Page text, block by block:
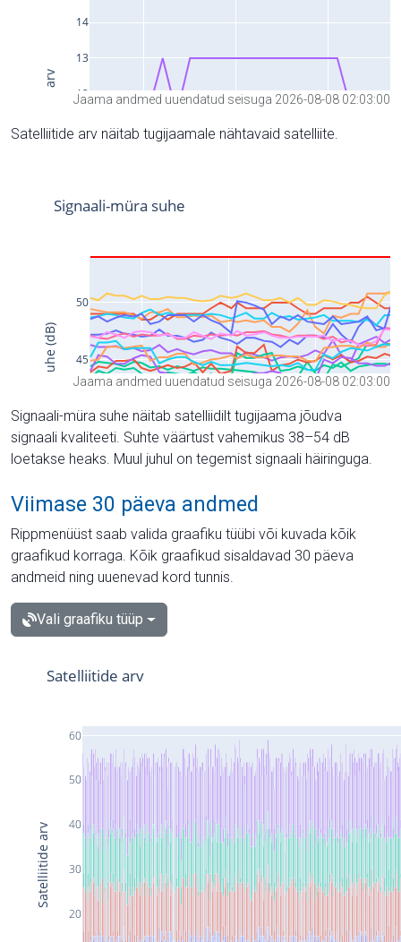
Jaama andmed uuendatud seisuga 2026-08-08 02:03:00
Satelliitide arv näitab tugijaamale nähtavaid satelliite.
Jaama andmed uuendatud seisuga 2026-08-08 02:03:00
Signaali-müra suhe näitab satelliidilt tugijaama jõudva
signaali kvaliteeti. Suhte väärtust vahemikus 38–54 dB
loetakse heaks. Muul juhul on tegemist signaali häiringuga.
Viimase 30 päeva andmed
Rippmenüüst saab valida graafiku tüübi või kuvada kõik
graafikud korraga. Kõik graafikud sisaldavad 30 päeva
andmeid ning uuenevad kord tunnis.
Vali graafiku tüüp
20
30
40
50
60
Satelliitide arv
Satelliitide arv